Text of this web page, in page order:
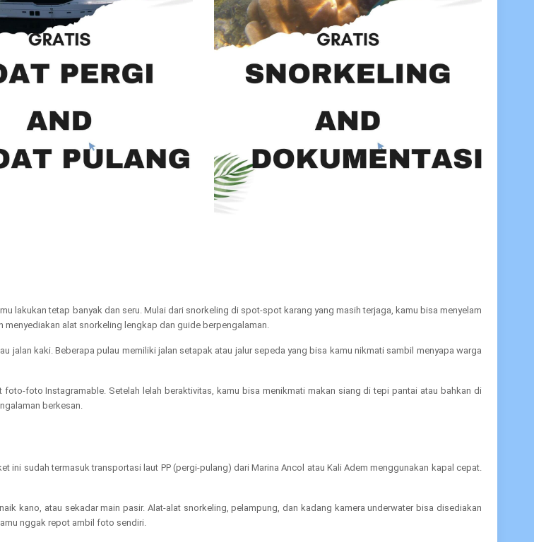
lakukan tetap banyak dan seru. Mulai dari snorkeling di spot-spot karang yang masih terjaga, kamu bisa menyelam
alat snorkeling lengkap dan guide berpengalaman.
jalan kaki. Beberapa pulau memiliki jalan setapak atau jalur sepeda yang bisa kamu nikmati sambil menyapa warga
foto Instagramable. Setelah lelah beraktivitas, kamu bisa menikmati makan siang di tepi pantai atau bahkan di
berkesan.
ini sudah termasuk transportasi laut PP (pergi-pulang) dari Marina Ancol atau Kali Adem menggunakan kapal cepat.
kano, atau sekadar main pasir. Alat-alat snorkeling, pelampung, dan kadang kamera underwater bisa disediakan
nggak repot ambil foto sendiri.